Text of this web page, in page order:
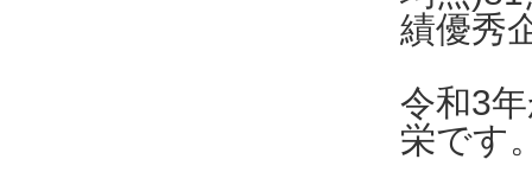
績優秀
令和3
栄です